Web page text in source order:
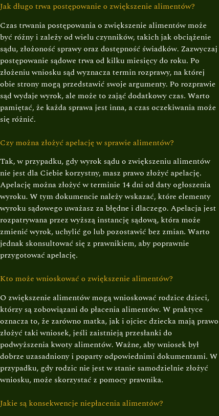
Jak długo trwa postępowanie o zwiększenie alimentów?
Czas trwania postępowania o zwiększenie alimentów może
być różny i zależy od wielu czynników, takich jak obciążenie
sądu, złożoność sprawy oraz dostępność świadków. Zazwyczaj
postępowanie sądowe trwa od kilku miesięcy do roku. Po
złożeniu wniosku sąd wyznacza termin rozprawy, na której
obie strony mogą przedstawić swoje argumenty. Po rozprawie
sąd wydaje wyrok, ale może to zająć dodatkowy czas. Warto
pamiętać, że każda sprawa jest inna, a czas oczekiwania może
się różnić.
Czy można złożyć apelację w sprawie alimentów?
Tak, w przypadku, gdy wyrok sądu o zwiększeniu alimentów
nie jest dla Ciebie korzystny, masz prawo złożyć apelację.
Apelację można złożyć w terminie 14 dni od daty ogłoszenia
wyroku. W tym dokumencie należy wskazać, które elementy
wyroku sądowego uważasz za błędne i dlaczego. Apelacja jest
rozpatrywana przez wyższą instancję sądową, która może
zmienić wyrok, uchylić go lub pozostawić bez zmian. Warto
jednak skonsultować się z prawnikiem, aby poprawnie
przygotować apelację.
Kto może wnioskować o zwiększenie alimentów?
O zwiększenie alimentów mogą wnioskować rodzice dzieci,
którzy są zobowiązani do płacenia alimentów. W praktyce
oznacza to, że zarówno matka, jak i ojciec dziecka mają prawo
złożyć taki wniosek, jeśli zaistnieją przesłanki do
podwyższenia kwoty alimentów. Ważne, aby wniosek był
dobrze uzasadniony i poparty odpowiednimi dokumentami. W
przypadku, gdy rodzic nie jest w stanie samodzielnie złożyć
wniosku, może skorzystać z pomocy prawnika.
Jakie są konsekwencje niepłacenia alimentów?